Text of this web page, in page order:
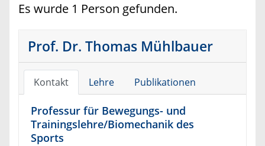
Es wurde 1 Person gefunden.
Prof. Dr. Thomas Mühlbauer
Kontakt Lehre Publikationen
Professur für Bewegungs- und
Trainingslehre/Biomechanik des
Sports